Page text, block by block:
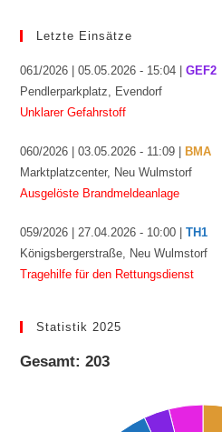
Letzte Einsätze
061/2026 | 05.05.2026 - 15:04 |GEF2
Pendlerparkplatz, Evendorf
Unklarer Gefahrstoff
060/2026 | 03.05.2026 - 11:09 |
BMA
Marktplatzcenter, Neu Wulmstorf
Ausgelöste Brandmeldeanlage
059/2026 | 27.04.2026 - 10:00 |TH1
Königsbergerstraße, Neu Wulmstorf
Tragehilfe für den Rettungsdienst
Statistik 2025
Gesamt: 203